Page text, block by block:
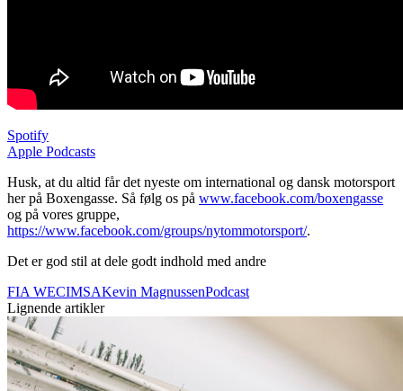
Spotify
Apple Podcasts
Husk, at du altid får det nyeste om international og dansk motorsport
her på Boxengasse. Så følg os på www.facebook.com/boxengasse
og på vores gruppe,
https://www.facebook.com/groups/nytommotorsport/.
Det er god stil at dele godt indhold med andre
FIA WECIMSAKevin MagnussenPodcast
Lignende artikler